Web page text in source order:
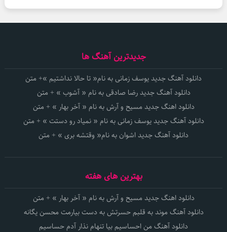
جدیدترین آهنگ ها
دانلود آهنگ جدید یوسف زمانی به نام« تا حالا نداشتیم »+ متن
دانلود آهنگ جدید رضا صادقی به نام « آشوب » + متن
دانلود اهنگ جدید مسیح و آرش به نام « آخر بهار » + متن
دانلود آهنگ جدید یوسف زمانی به نام « نمیاد رو دستت » + متن
دانلود آهنگ جدید اشوان به نام« وقتشه بری » + متن
بهترین های هفته
دانلود اهنگ جدید مسیح و آرش به نام « آخر بهار » + متن
دانلود آهنگ موند به قلبم حسرتش به دست بیارمت محسن یگانه
دانلود آهنگ من احساسیم بیا تنهام نذار آدم حساسیم